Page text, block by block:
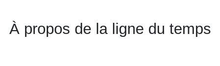
À propos de la ligne du temps